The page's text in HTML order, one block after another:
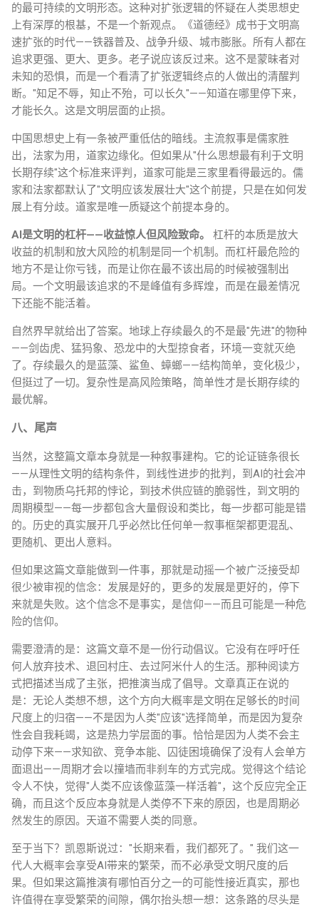
的最可持续的文明形态。这种对扩张逻辑的怀疑在人类思想史
上有深厚的根基，不是一个新观点。《道德经》成书于文明高
速扩张的时代——铁器普及、战争升级、城市膨胀。所有人都在
追求更强、更大、更多。老子说应该反过来。这不是蒙昧者对
未知的恐惧，而是一个看清了扩张逻辑终点的人做出的清醒判
断。"知足不辱，知止不殆，可以长久"——知道在哪里停下来，
才能长久。这是文明层面的止损。
中国思想史上有一条被严重低估的暗线。主流叙事是儒家胜
出，法家为用，道家边缘化。但如果从"什么思想最有利于文明
长期存续"这个标准来评判，道家可能是三家里看得最远的。儒
家和法家都默认了"文明应该发展壮大"这个前提，只是在如何发
展上有分歧。道家是唯一质疑这个前提本身的。
AI是文明的杠杆——收益惊人但风险致命。
杠杆的本质是放大
收益的机制和放大风险的机制是同一个机制。而杠杆最危险的
地方不是让你亏钱，而是让你在最不该出局的时候被强制出
局。一个文明最该追求的不是峰值有多辉煌，而是在最差情况
下还能不能活着。
自然界早就给出了答案。地球上存续最久的不是最"先进"的物种
——剑齿虎、猛犸象、恐龙中的大型掠食者，环境一变就灭绝
了。存续最久的是蓝藻、鲨鱼、蟑螂——结构简单，变化极少，
但挺过了一切。复杂性是高风险策略，简单性才是长期存续的
最优解。
八、尾声
当然，这整篇文章本身就是一种叙事建构。它的论证链条很长
——从理性文明的结构条件，到线性进步的批判，到AI的社会冲
击，到物质乌托邦的悖论，到技术供应链的脆弱性，到文明的
周期模型——每一步都包含大量假设和类比，每一步都可能是错
的。历史的真实展开几乎必然比任何单一叙事框架都更混乱、
更随机、更出人意料。
但如果这篇文章能做到一件事，那就是动摇一个被广泛接受却
很少被审视的信念：发展是好的，更多的发展是更好的，停下
来就是失败。这个信念不是事实，是信仰——而且可能是一种危
险的信仰。
需要澄清的是：这篇文章不是一份行动倡议。它没有在呼吁任
何人放弃技术、退回村庄、去过阿米什人的生活。那种阅读方
式把描述当成了主张，把推演当成了倡导。文章真正在说的
是：无论人类想不想，这个方向大概率是文明在足够长的时间
尺度上的归宿——不是因为人类"应该"选择简单，而是因为复杂
性会自我耗竭，这是热力学层面的事。恰恰是因为人类不会主
动停下来——求知欲、竞争本能、囚徒困境确保了没有人会单方
面退出——周期才会以撞墙而非刹车的方式完成。觉得这个结论
令人不快，觉得"人类不应该像蓝藻一样活着"，这个反应完全正
确，而且这个反应本身就是人类停不下来的原因，也是周期必
然发生的原因。天道不需要人类的同意。
至于当下？凯恩斯说过："长期来看，我们都死了。" 我们这一
代人大概率会享受AI带来的繁荣，而不必承受文明尺度的后
果。但如果这篇推演有哪怕百分之一的可能性接近真实，那也
许值得在享受繁荣的间隙，偶尔抬头想一想：这条路的尽头是